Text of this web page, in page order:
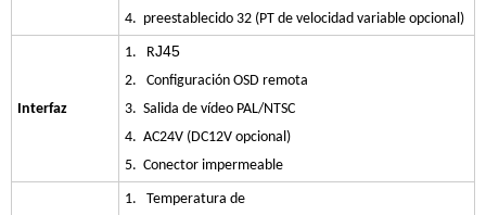
4. preestablecido 32 ( PT de velocidad variable opcional )
Interfaz
1. RJ45
2. Configuración OSD remota
3. Salida de vídeo PAL/NTSC
4. AC24V (DC12V opcional)
5. Conector impermeable
1. Temperatura de